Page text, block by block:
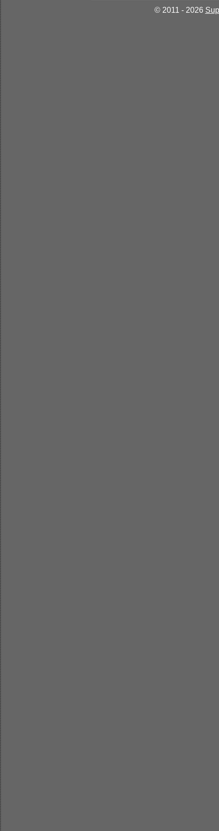
© 2011 - 2026